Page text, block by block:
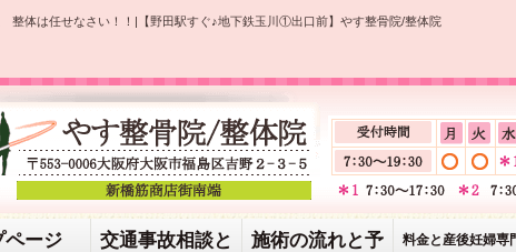
体は任せなさい！！|【野田駅すぐ♪地下鉄玉川①出口前】やす整骨院/整体院
ページ
交通事故相談と
施術の流れと予
料金と産後妊婦専